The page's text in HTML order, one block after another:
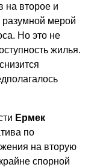
на второе и
мерой
Но это не
жилья.
Ермек
по
на вторую
спорной